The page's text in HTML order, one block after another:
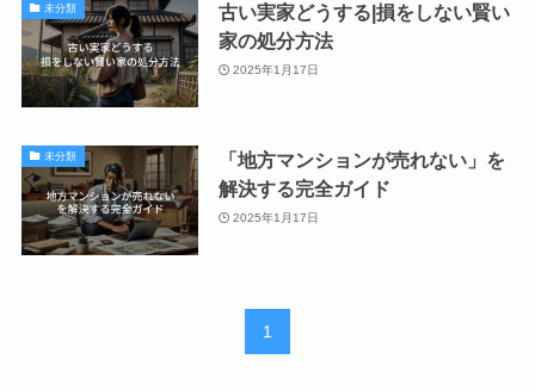
未分類
古い実家どうする|損をしない賢い
家の処分方法
2025年1月17日
未分類
「地方マンションが売れない」を
解決する完全ガイド
2025年1月17日
1